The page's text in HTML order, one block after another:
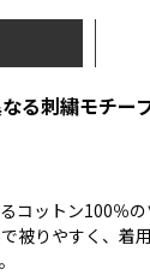
る刺繍モチー
コットン100％
被りやすく、着